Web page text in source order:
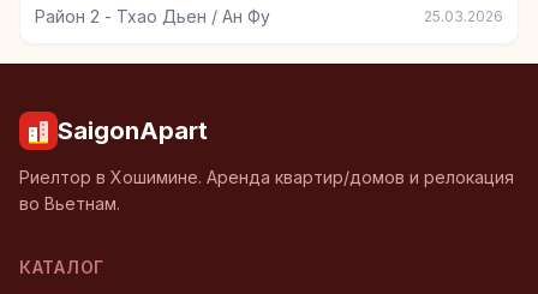
Район 2 - Тхао Дьен / Ан Фу 25.03.2026
SaigonApart
Риелтор в Хошимине. Аренда квартир/домов и релокация
во Вьетнам.
КАТАЛОГ